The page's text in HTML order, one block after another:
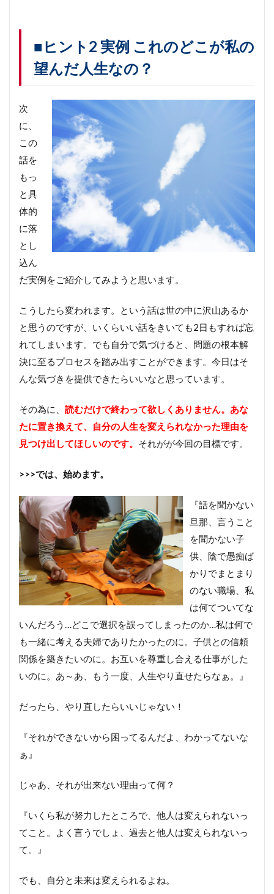
ト
4
人
生
や
自
知
ら
し
て
人
生
り
直
す
こ
で
な
い
■
ヒ
ン
ト
6
ホ
ロ
グ
ラ
7 言
りポ
より
のと
は？
ト
■ヒント2 実例 これのどこが私の
望んだ人生なの？
次
に、
この
話を
もっ
と具
体的
に落
とし
込ん
だ実例をご紹介してみようと思います。
こうしたら変われます。という話は世の中に沢山あるか
と思うのですが、いくらいい話をきいても2日もすれば忘
れてしまいます。でも自分で気づけると、問題の根本解
決に至るプロセスを踏み出すことができます。今日はそ
んな気づきを提供できたらいいなと思っています。
その為に、 読むだけで終わって欲しくありません。あな
たに置き換えて、自分の人生を変えられなかった理由を
見つけ出してほしいのです。 それがが今回の目標です。
>>>では、始めます。
『話を聞かない
旦那、言うこと
を聞かない子
供、陰で愚痴ば
かりでまとまり
のない職場、私
は何てついてな
いんだろう…どこで選択を誤ってしまったのか…私は何で
も一緒に考える夫婦でありたかったのに。子供との信頼
関係を築きたいのに。お互いを尊重し合える仕事がした
いのに。あ～あ、もう一度、人生やり直せたらなぁ。』
だったら、やり直したらいいじゃない！
『それができないから困ってるんだよ、わかってないな
ぁ』
じゃあ、それが出来ない理由って何？
『いくら私が努力したところで、他人は変えられないっ
てこと。よく言うでしょ、過去と他人は変えられないっ
て。』
でも、自分と未来は変えられるよね。